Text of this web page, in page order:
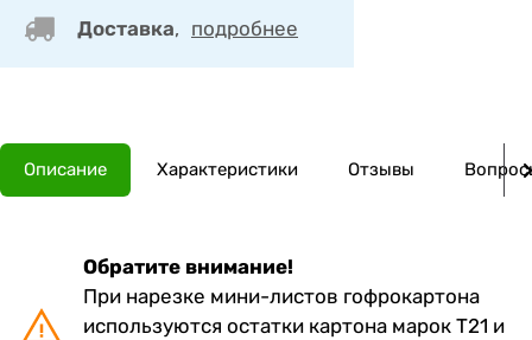
Доставка, подробнее
Описание Характеристики Отзывы
Обратите внимание!
При нарезке мини-листов гофрокартона
используются остатки картона марок Т21 и